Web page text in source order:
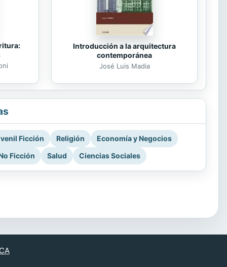
Introducción a la arquitectura
contemporánea
José Luis Madia
Ficción Religión
Economía y Negocios
Ficción
Salud Ciencias Sociales